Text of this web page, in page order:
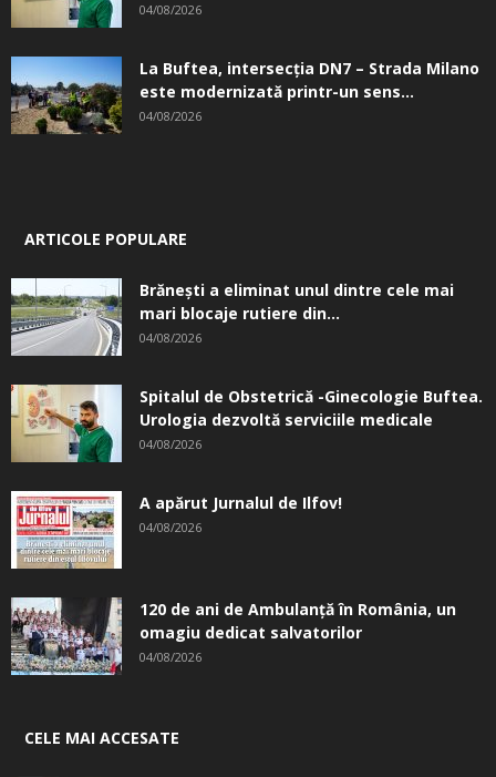
04/08/2026
La Buftea, intersecţia DN7 – Strada Milano
este modernizată printr-un sens...
04/08/2026
ARTICOLE POPULARE
Brănești a eliminat unul dintre cele mai
mari blocaje rutiere din...
04/08/2026
Spitalul de Obstetrică -Ginecologie Buftea.
Urologia dezvoltă serviciile medicale
04/08/2026
A apărut Jurnalul de Ilfov!
04/08/2026
120 de ani de Ambulanță în România, un
omagiu dedicat salvatorilor
04/08/2026
CELE MAI ACCESATE